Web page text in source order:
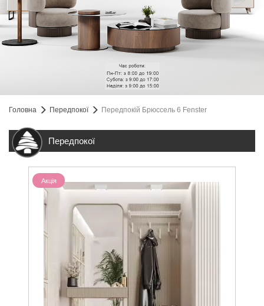
Головна Передпокої Передпокій Брюссель 6 Fenster
Передпокої
Акція